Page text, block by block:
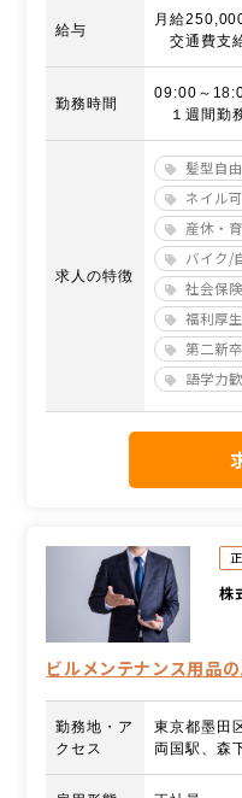
給与
月給
交通費支
勤務時間
09:00～
１週間勤
求人の特徴
髪型自由
ネイル可
産休・
バイク/
社会保
福利厚
第二新
語学力
株
ビルメンテナンス用品
勤務地・ア
クセス
東京都墨田
両国駅、森